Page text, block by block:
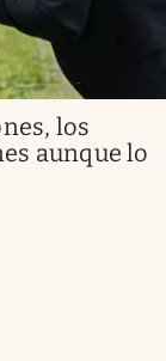
los
aunque lo